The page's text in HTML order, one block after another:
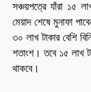
সঞ্চয়পত্রে যাঁরা ১৫
মেয়াদ শেষে মুনাফা
৩০ লাখ টাকার বেশি
শতাংশ। তবে ১৫ লাখ
থাকবে।